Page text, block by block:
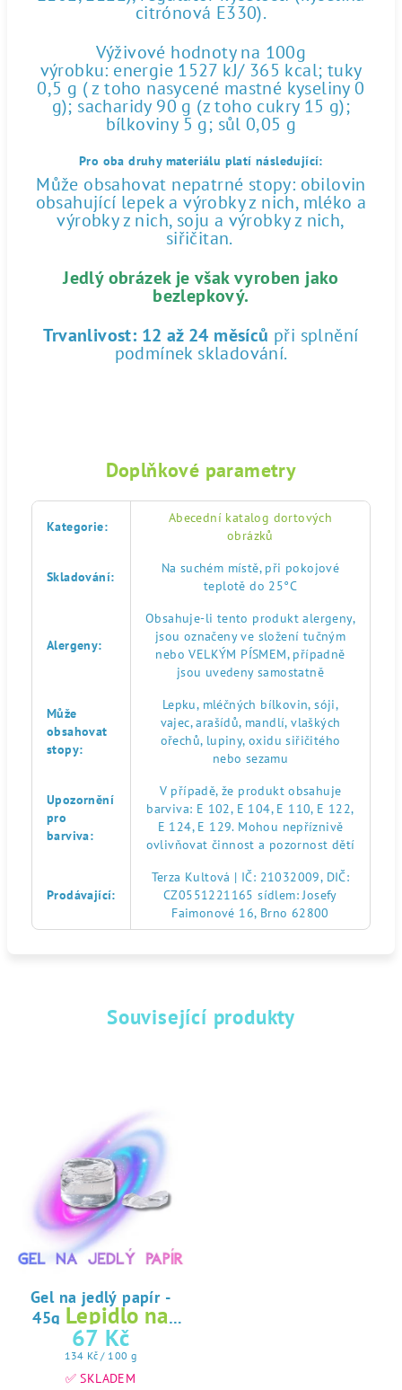
citrónová E330).
Výživové hodnoty na 100g
výrobku: energie 1527 kJ/ 365 kcal; tuky
0,5 g ( z toho nasycené mastné kyseliny 0
g); sacharidy 90 g (z toho cukry 15 g);
bílkoviny 5 g; sůl 0,05 g
Pro oba druhy materiálu platí následující:
Může obsahovat nepatrné stopy: obilovin
obsahující lepek a výrobky z nich, mléko a
výrobky z nich, soju a výrobky z nich,
siřičitan.
Jedlý obrázek je však vyroben jako
bezlepkový.
Trvanlivost: 12 až 24 měsíců při splnění
podmínek skladování.
Doplňkové parametry
Kategorie:
Abecední katalog dortových
obrázků
Skladování:
Na suchém místě, při pokojové
teplotě do 25°C
Alergeny:
Obsahuje-li tento produkt alergeny,
jsou označeny ve složení tučným
nebo VELKÝM PÍSMEM, případně
jsou uvedeny samostatně
Může
obsahovat
stopy:
Lepku, mléčných bílkovin, sóji,
vajec, arašídů, mandlí, vlaškých
ořechů, lupiny, oxidu siřičitého
nebo sezamu
Upozornění
pro
barviva:
V případě, že produkt obsahuje
barviva: E 102, E 104, E 110, E 122,
E 124, E 129. Mohou nepříznivě
ovlivňovat činnost a pozornost dětí
Prodávající:
Terza Kultová | IČ: 21032009, DIČ:
CZ0551221165 sídlem: Josefy
Faimonové 16, Brno 62800
Související produkty
Gel na jedlý papír -
45g Lepidlo na
jedlý papír
67 Kč
Měrná
cena:
134 Kč / 100 g
✅ SKLADEM